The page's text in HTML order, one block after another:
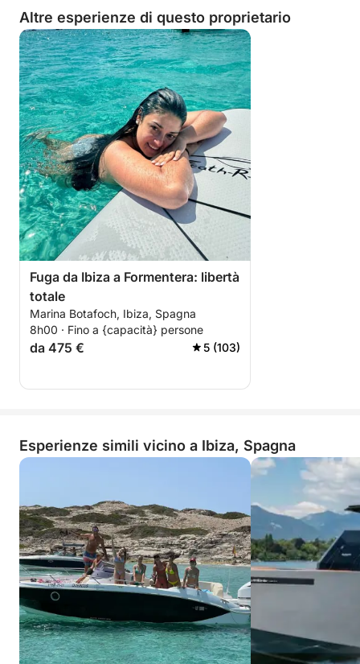
Altre esperienze di questo proprietario
Fuga da Ibiza a Formentera: libertà
totale
Marina Botafoch, Ibiza, Spagna
8h00 · Fino a {capacità} persone
da 475 € 5 (103)
Esperienze simili vicino a Ibiza, Spagna